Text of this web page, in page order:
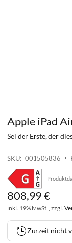
Apple iPad
SKU 001505836
Sei der Erste, der
808,99€
inkl. 19% MwSt. , zzgl.
Zurzeit nicht
Zum
Bildgalerie
springen